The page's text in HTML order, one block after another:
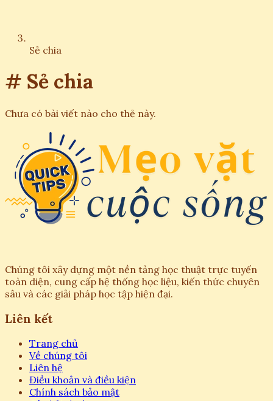
Sẻ chia
# Sẻ chia
Chưa có bài viết nào cho thẻ này.
Chúng tôi xây dựng một nền tảng học thuật trực tuyến
toàn diện, cung cấp hệ thống học liệu, kiến thức chuyên
sâu và các giải pháp học tập hiện đại.
Liên kết
Trang chủ
Về chúng tôi
Liên hệ
Điều khoản và điều kiện
Chính sách bảo mật